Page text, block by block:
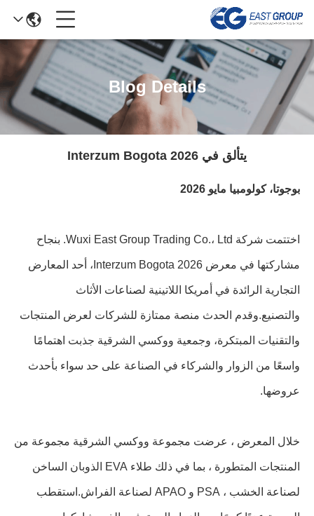
Blog Details
يتألق في Interzum Bogota 2026
بوجوتا، كولومبيا مايو 2026
اختتمت شركة Wuxi East Group Trading Co.، Ltd. بنجاح
مشاركتها في معرض Interzum Bogota 2026، أحد المعارض
التجارية الرائدة في أمريكا اللاتينية لصناعات الأثاث
والتصنيع.وقدم الحدث منصة ممتازة للشركات لعرض المنتجات
والتقنيات المبتكرة، وجمعية ووكسي الشرقية جذبت اهتمامًا
واسعًا من الزوار والشركاء في الصناعة على حد سواء بأحدث
عروضها.
خلال المعرض ، عرضت مجموعة ووكسي الشرقية مجموعة من
المنتجات المتطورة ، بما في ذلك طلاء EVA الذوبان الساخن
لصناعة الخشب ، PSA و APAO لصناعة الفراش.استقطب